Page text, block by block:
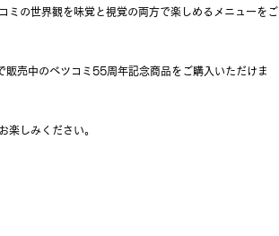
ミの世界観を味覚と視覚の両方で楽しめるメニューをご
売中のベツコミ55周年記念商品をご購入いただけま
しみください。